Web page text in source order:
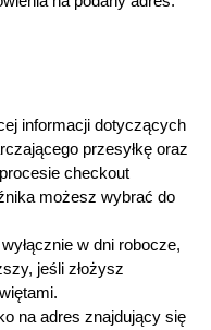
informacji dotyczących
przesyłkę oraz
checkout
możesz wybrać do
w dni robocze,
jeśli złożysz
na adres znajdujący się